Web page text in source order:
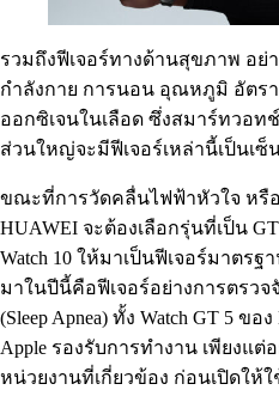
รวมถึงฟีเจอร์ทางด้านสุขภาพ อย่
กำลังกาย การนอน อุณหภูมิ อัตร
ออกซิเจนในเลือด ซึ่งสมาร์ทวอ
ส่วนใหญ่จะมีฟีเจอร์เหล่านี้เป็นเ
ขณะที่การวัดคลื่นไฟฟ้าหัวใจ หรื
HUAWEI จะต้องเลือกรุ่นที่เป็น
Watch 10 ให้มาเป็นฟีเจอร์มาตร
มาในปีนี้คือฟีเจอร์อย่างการตรว
(Sleep Apnea) ทั้ง Watch GT 5 ขอ
Apple รองรับการทำงาน เพียงแ
หน่วยงานที่เกี่ยวข้อง ก่อนเปิดให้